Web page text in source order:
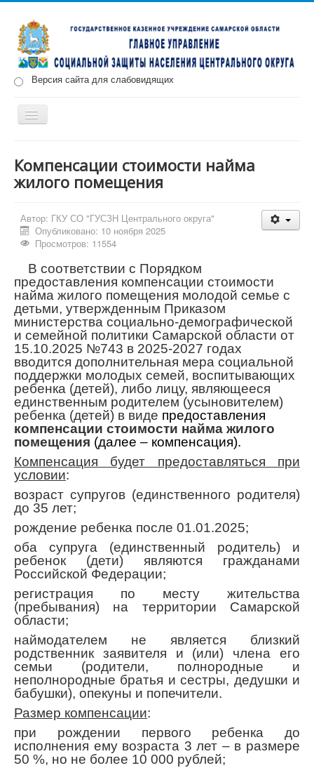
Версия сайта для слабовидящих
Включить/
Меры социальной поддержки
Компенсации стоимости найма
жилого помещения
Автор: ГКУ СО "ГУСЗН Центрального округа"
Опубликовано: 10 ноября 2025
Просмотров: 11554
В соответствии с Порядком
предоставления компенсации стоимости
найма жилого помещения молодой семье с
детьми, утвержденным Приказом
министерства социально-демографической
и семейной политики Самарской области от
15.10.2025 №743 в 2025-2027 годах
вводится дополнительная мера социальной
поддержки молодых семей, воспитывающих
ребенка (детей), либо лицу, являющееся
единственным родителем (усыновителем)
ребенка (детей) в виде предоставления
компенсации стоимости найма жилого
помещения (далее – компенсация).
Компенсация будет предоставляться при
условии:
возраст супругов (единственного родителя)
до 35 лет;
рождение ребенка после 01.01.2025;
оба супруга (единственный родитель) и
ребенок (дети) являются гражданами
Российской Федерации;
регистрация по месту жительства
(пребывания) на территории Самарской
области;
наймодателем не является близкий
родственник заявителя и (или) члена его
семьи (родители, полнородные и
неполнородные братья и сестры, дедушки и
бабушки), опекуны и попечители.
Размер компенсации:
при рождении первого ребенка до
исполнения ему возраста 3 лет – в размере
50 %, но не более 10 000 рублей;